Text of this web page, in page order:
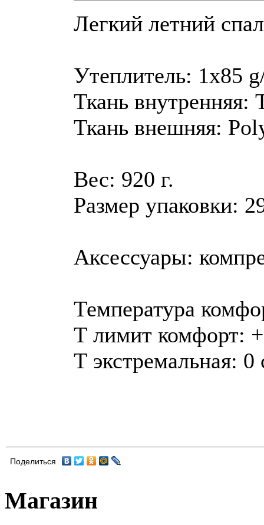
Легкий летний
Утеплитель: 1х85
Ткань внутренняя:
Ткань внешняя:
Вес: 920 г.
Размер упаковки:
Аксессуары:
Температура
Т лимит комфорт:
Т экстремальная: 0
Поделиться
Магазин